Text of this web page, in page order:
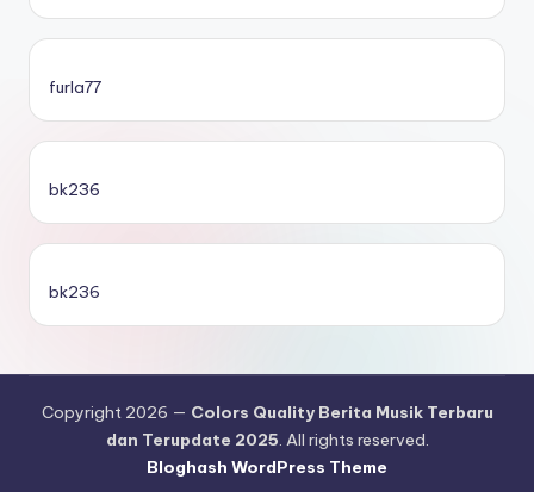
furla77
bk236
bk236
Copyright 2026 — Colors Quality Berita Musik Terbaru
dan Terupdate 2025. All rights reserved.
Bloghash WordPress Theme